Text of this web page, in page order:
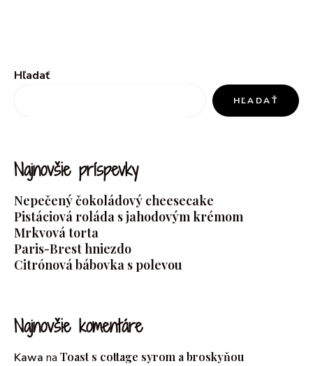
Hľadať
HĽADAŤ
Najnovšie príspevky
Nepečený čokoládový cheesecake
Pistáciová roláda s jahodovým krémom
Mrkvová torta
Paris-Brest hniezdo
Citrónová bábovka s polevou
Najnovšie komentáre
Kawa na Toast s cottage syrom a broskyňou